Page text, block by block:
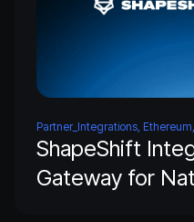
Partner_Integrations,
ShapeShift
Gateway for